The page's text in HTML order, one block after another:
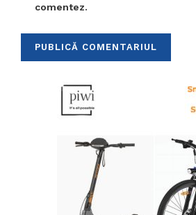
comentez.